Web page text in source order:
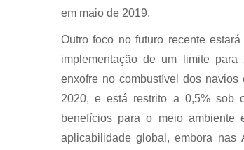
em maio de 2019.
Outro foco no futuro recente
implementação de um limite
enxofre no combustível dos
2020, e está restrito a 0,5% sob
benefícios para o meio ambiente
aplicabilidade global, embora